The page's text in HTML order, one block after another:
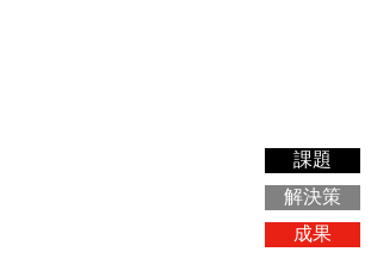
課題
解決策
成果